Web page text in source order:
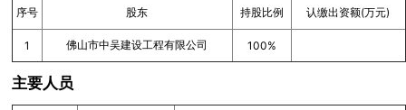
序号 股东 持股比例 认缴出资额(万元)
1 佛山市中吴建设工程有限公司 100%
主要人员